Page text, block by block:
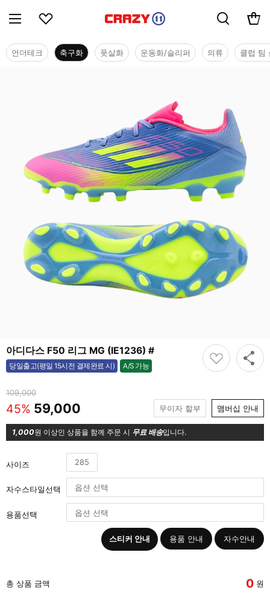
언더테크 축구화 풋살화 운동화/슬리퍼 의류 클럽 팀
아디다스 F50 리그 MG (IE1236) #
당일출고(평일 15시전 결제완료 시) A/S 가능
가능
109,000
45% 59,000 무이자 할부 맴버십 안내
1,000원 이상인 상품을 함께 주문 시 무료 배송입니다.
사이즈 285
자수스타일선택
용품선택
스티커 안내 용품 안내 자수안내
총 상품 금액 0 원